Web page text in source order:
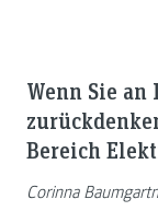
Wenn Sie
Bereich
Corinna